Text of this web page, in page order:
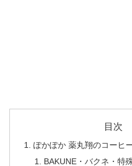
目次
ぽかぽか 薬丸翔のコーヒ
BAKUNE・バクネ・特